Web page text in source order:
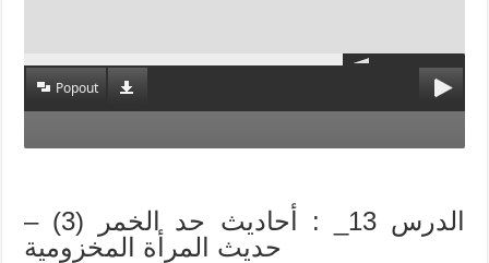
Popout
الدرس 13_ : أحاديث حد الخمر (3) –
حديث المرأة المخزومية